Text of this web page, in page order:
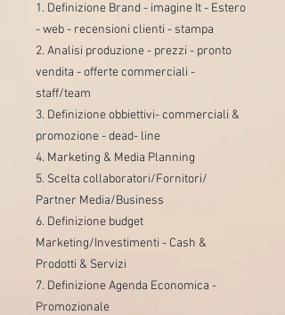
1. Definizione Brand - imagine It - Estero
- web - recensioni clienti - stampa
2. Analisi produzione - prezzi - pronto
vendita - offerte commerciali -
staff/team
3. Definizione obbiettivi- commerciali &
promozione - dead- line
4. Marketing & Media Planning
5. Scelta collaboratori/Fornitori/
Partner Media/Business
6. Definizione budget
Marketing/Investimenti - Cash &
Prodotti & Servizi
7. Definizione Agenda Economica -
Promozionale